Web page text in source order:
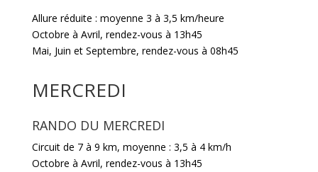
Allure réduite : moyenne 3 à 3,5 km/heure
Octobre à Avril, rendez-vous à 13h45
Mai, Juin et Septembre, rendez-vous à 08h45
MERCREDI
RANDO DU MERCREDI
Circuit de 7 à 9 km, moyenne : 3,5 à 4 km/h
Octobre à Avril, rendez-vous à 13h45